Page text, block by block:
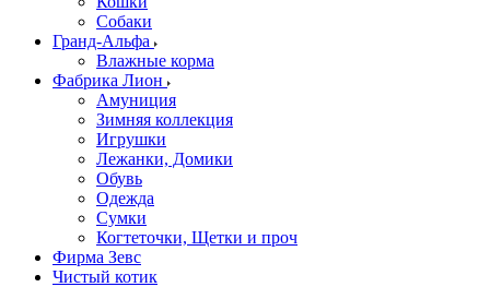
Собаки
Гранд-Альфа
Влажные корма
Фабрика Лион
Амуниция
Зимняя коллекция
Игрушки
Лежанки, Домики
Обувь
Одежда
Сумки
Когтеточки, Щетки и проч
Фирма Зевс
Чистый котик